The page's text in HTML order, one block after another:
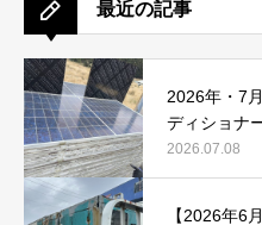
最近の記事
2026年・7
ディショナ
強化中です
2026.07.08
【2026年6